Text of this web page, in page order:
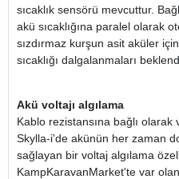
sıcaklık sensörü mevcuttur.
akü sıcaklığına paralel olarak
sızdırmaz kurşun asit aküler
sıcaklığı dalgalanmaları
Akü voltajı algılama
Kablo rezistansına bağlı olarak
Skylla-i'de akünün her zaman
sağlayan bir voltaj algılama
KampKaravanMarket'te var